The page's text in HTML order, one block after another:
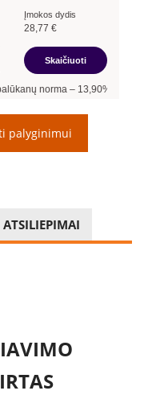
Įmokos dydis
28,77 €
Skaičiuoti
–13,90%, sutarties
palyginimui
ATSILIEPIMAI